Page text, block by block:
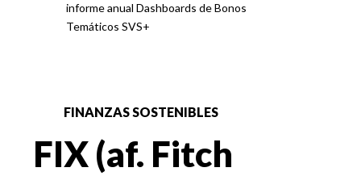
informe anual Dashboards de Bonos
Temáticos SVS+
FINANZAS SOSTENIBLES
FIX (af. Fitch